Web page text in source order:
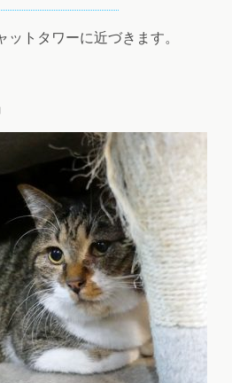
トタワーに近づきます。